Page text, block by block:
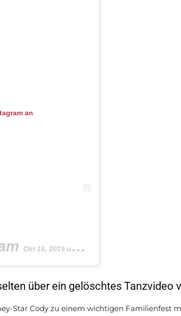
an
Okt 16, 2019 um 10:39 PDT
über ein gelöschtes Tanzvideo
Star Cody zu einem wichtigen Familienfest